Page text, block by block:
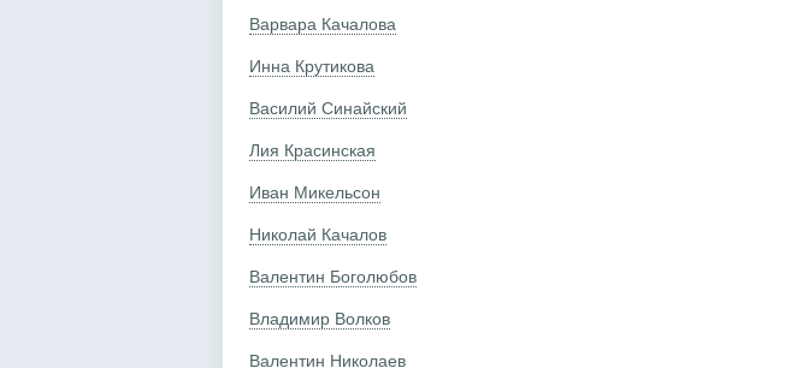
Варвара Качалова
Инна Крутикова
Василий Синайский
Лия Красинская
Иван Микельсон
Николай Качалов
Валентин Боголюбов
Владимир Волков
Валентин Николаев